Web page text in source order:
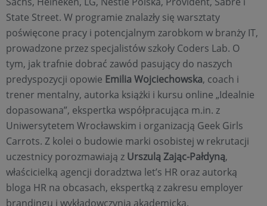
State Street. W programie znalazły się warsztaty
poświęcone pracy i potencjalnym zarobkom w branży IT,
prowadzone przez specjalistów szkoły Coders Lab. O
tym, jak trafnie dobrać zawód pasujący do naszych
predyspozycji opowie Emilia Wojciechowska, coach i
trener mentalny, autorka książki i kursu online „Idealnie
dopasowana”, ekspertka współpracująca m.in. z
Uniwersytetem Wrocławskim i organizacją Geek Girls
Carrots. Z kolei o budowie marki osobistej w rekrutacji
uczestnicy porozmawiają z Urszulą Zając-Pałdyną,
właścicielką agencji doradztwa let’s HR oraz autorką
bloga HR na obcasach, ekspertką z zakresu employer
brandingu i wykładowczynią akademicką.